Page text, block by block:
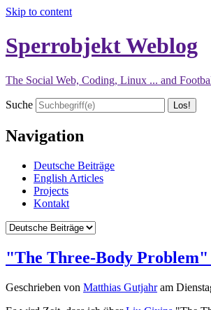
Skip to content
Sperrobjekt Weblog
The Social Web, Coding, Linux ... and
Suche
Navigation
Deutsche Beiträge
English Articles
Projects
Kontakt
"The Three-Body
Geschrieben von Matthias Gutjahram